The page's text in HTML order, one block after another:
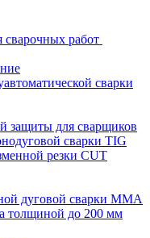
работ
сварки
защиты для сварщиков
сварки TIG
резки CUT
дуговой сварки MMA
толщиной до 200 мм